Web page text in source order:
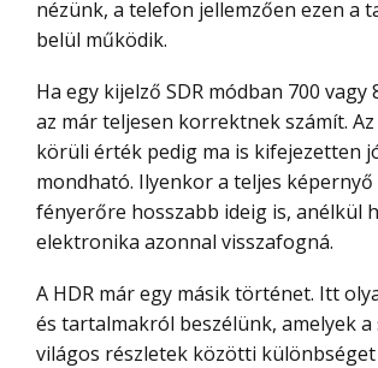
nézünk, a telefon jellemzően ezen a
belül működik.
Ha egy kijelző SDR módban 700 vagy 800 nitet tud,
az már teljesen korrektnek számít.
körüli érték pedig ma is kifejezetten
mondható. Ilyenkor a teljes képernyő
fényerőre hosszabb ideig is, anélkül
elektronika azonnal visszafogná.
A HDR már egy másik történet. Itt olyan videókról
és tartalmakról beszélünk, amelyek a
világos részletek közötti